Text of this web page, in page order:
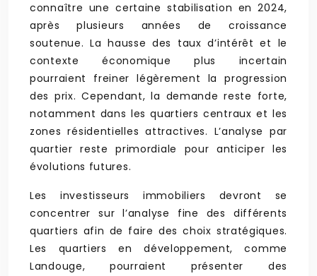
connaître une certaine stabilisation en 2024,
après plusieurs années de croissance
soutenue. La hausse des taux d’intérêt et le
contexte économique plus incertain
pourraient freiner légèrement la progression
des prix. Cependant, la demande reste forte,
notamment dans les quartiers centraux et les
zones résidentielles attractives. L’analyse par
quartier reste primordiale pour anticiper les
évolutions futures.
Les investisseurs immobiliers devront se
concentrer sur l’analyse fine des différents
quartiers afin de faire des choix stratégiques.
Les quartiers en développement, comme
Landouge, pourraient présenter des